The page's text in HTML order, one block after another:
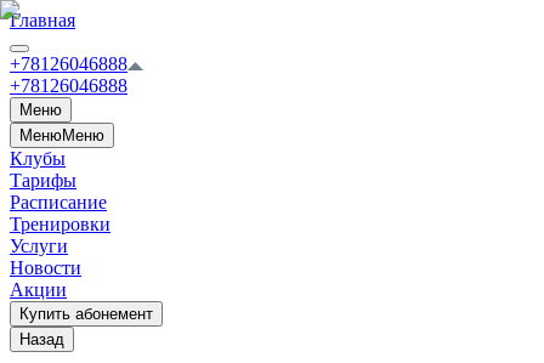
Главная
+78126046888
+78126046888
Меню
МенюМеню
Клубы
Тарифы
Расписание
Тренировки
Услуги
Новости
Акции
Купить абонемент
Назад